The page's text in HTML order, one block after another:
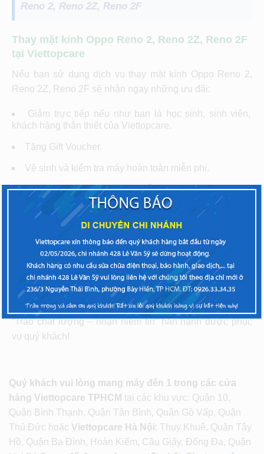
Reno 2, Reno 2Z, Reno 2F
Thay mặt kính Oppo Reno 2, Reno 2Z, Reno 2F
tại Viettopcare
Nếu bạn sử dụng dịch vụ thay mặt kính Oppo Reno 2,
Reno 2Z, Reno 2F sẽ nhận ngay những ưu đãi:
Giảm trực tiếp nếu như bạn là học sinh, sinh viên,
khách hàng thân thiết của Viettopcare.
Tặng Gift Voucher.
Vệ sinh và kiểm tra máy hoàn toàn miễn phí.
Tư vấn, báo giá hoàn toàn miễn phí.
Chế độ bảo hành lâu dài, hỗ trợ trọn đời.
gần 10 năm hoạt động mang lại chất lượng dịch vụ tốt
nhất cho quý khách hàng. Chúng tôi vinh hạnh là một
trong top đầu trong lĩnh vực sửa chữa và thay thế linh
kiện điện thoại tại Hà Nội, TP. Hồ Chí Minh. Mọi chi tiết
bạn vui lòng liên hệ Hotline để được hỗ trợ. Viettopcare
“Trao chất lượng – nhận niềm tin” hân hạnh được phục
vụ quý khách!
Quý khách vui lòng mang máy đến 1 trong các cửa
hàng Viettopcare TPHCM tại các khu vực: Quận 10,
Quận Bình Thạnh, Quận Tân Bình, Quận Gò Vấp, Quận
Thủ Đức hoặc Viettopcare Hà Nội: Thụy Khuê, Quận Tây
Hồ, Quận Ba Đình, Hoàn Kiếm, Cầu Giấy, Đống Đa, Quận